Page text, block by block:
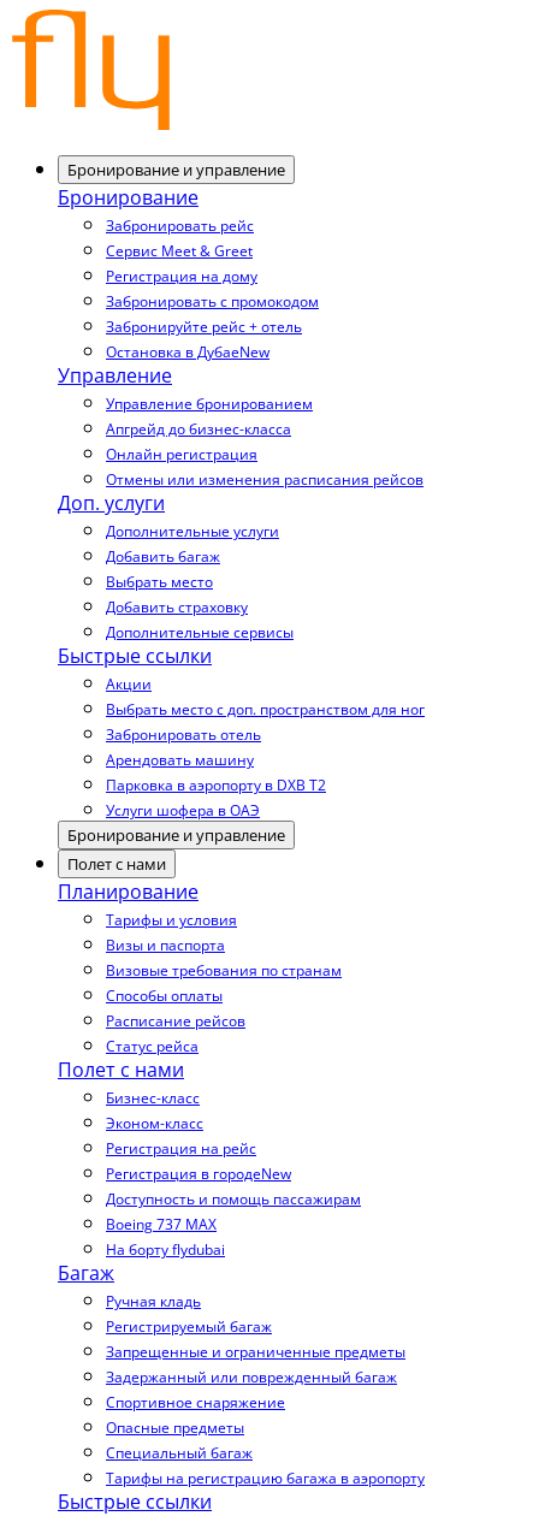
Бронирование и управление
Бронирование
Забронировать рейс
Сервис Meet & Greet
Регистрация на дому
Забронировать с промокодом
Забронируйте рейс + отель
Остановка в ДубаеNew
Управление
Управление бронированием
Апгрейд до бизнес-класса
Онлайн регистрация
Отмены или изменения расписания рейсов
Доп. услуги
Дополнительные услуги
Добавить багаж
Выбрать место
Добавить страховку
Дополнительные сервисы
Быстрые ссылки
Акции
Выбрать место с доп. пространством для ног
Забронировать отель
Арендовать машину
Парковка в аэропорту в DXB T2
Услуги шофера в ОАЭ
Бронирование и управление
Полет с нами
Планирование
Тарифы и условия
Визы и паспорта
Визовые требования по странам
Способы оплаты
Расписание рейсов
Статус рейса
Полет с нами
Бизнес-класс
Эконом-класс
Регистрация на рейс
Регистрация в городеNew
Доступность и помощь пассажирам
Boeing 737 MAX
На борту flydubai
Багаж
Ручная кладь
Регистрируемый багаж
Запрещенные и ограниченные предметы
Задержанный или поврежденный багаж
Спортивное снаряжение
Опасные предметы
Специальный багаж
Тарифы на регистрацию багажа в аэропорту
Быстрые ссылки